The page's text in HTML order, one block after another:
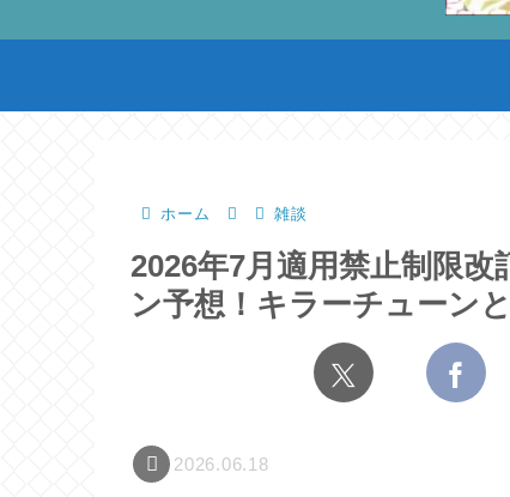
ホーム 雑談
2026年7月適用禁止制限
ン予想！キラーチューン
2026.06.18